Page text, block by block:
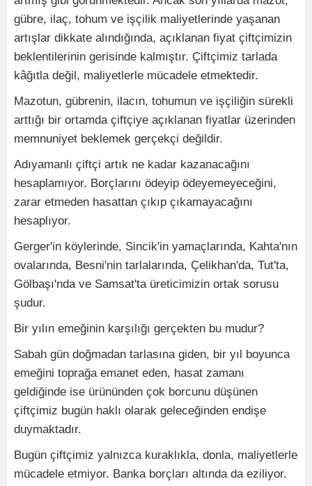
gübre, ilaç, tohum ve işçilik maliyetlerinde yaşanan
artışlar dikkate alındığında, açıklanan fiyat çiftçimizin
beklentilerinin gerisinde kalmıştır. Çiftçimiz tarlada
kâğıtla değil, maliyetlerle mücadele etmektedir.
Mazotun, gübrenin, ilacın, tohumun ve işçiliğin sürekli
arttığı bir ortamda çiftçiye açıklanan fiyatlar üzerinden
memnuniyet beklemek gerçekçi değildir.
Adıyamanlı çiftçi artık ne kadar kazanacağını
hesaplamıyor. Borçlarını ödeyip ödeyemeyeceğini,
zarar etmeden hasattan çıkıp çıkamayacağını
hesaplıyor.
Gerger'in köylerinde, Sincik'in yamaçlarında, Kahta'nın
ovalarında, Besni'nin tarlalarında, Çelikhan'da, Tut'ta,
Gölbaşı'nda ve Samsat'ta üreticimizin ortak sorusu
şudur.
Bir yılın emeğinin karşılığı gerçekten bu mudur?
Sabah gün doğmadan tarlasına giden, bir yıl boyunca
emeğini toprağa emanet eden, hasat zamanı
geldiğinde ise ürününden çok borcunu düşünen
çiftçimiz bugün haklı olarak geleceğinden endişe
duymaktadır.
Bugün çiftçimiz yalnızca kuraklıkla, donla, maliyetlerle
mücadele etmiyor. Banka borçları altında da eziliyor.